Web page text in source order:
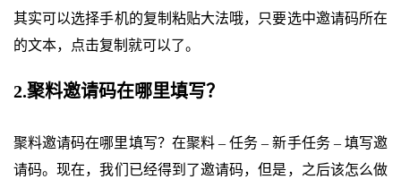
其实可以选择手机的复制粘贴大法哦，只要选中邀请码所在
的文本，点击复制就可以了。
2.聚料邀请码在哪里填写？
聚料邀请码在哪里填写？在聚料 – 任务 – 新手任务 – 填写邀
请码。现在，我们已经得到了邀请码，但是，之后该怎么做